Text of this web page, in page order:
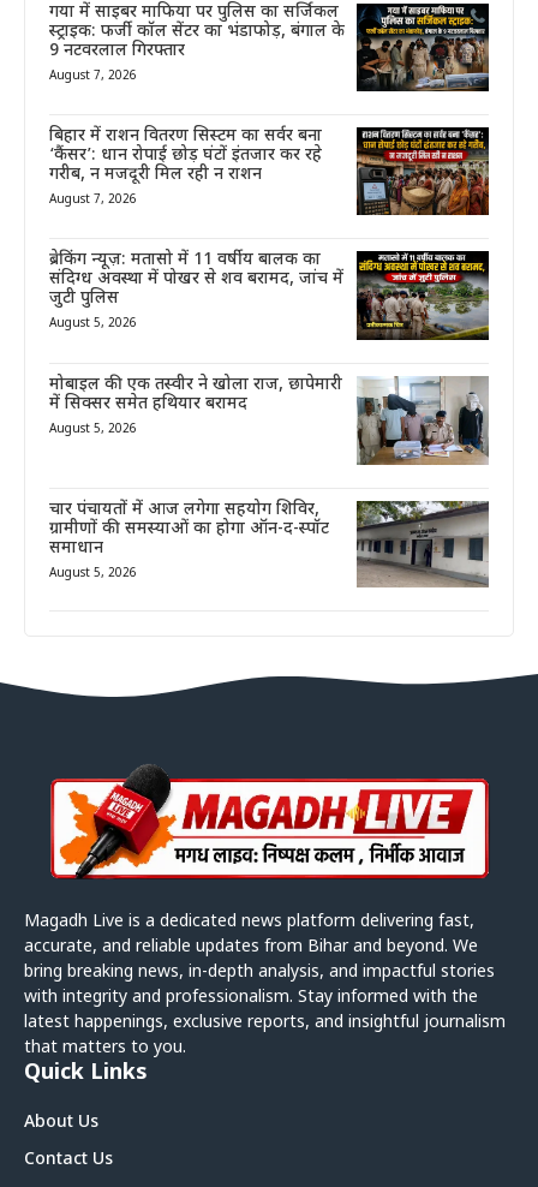
गया में साइबर माफिया पर पुलिस का सर्जिकल
स्ट्राइक: फर्जी कॉल सेंटर का भंडाफोड़, बंगाल के
9 नटवरलाल गिरफ्तार
August 7, 2026
बिहार में राशन वितरण सिस्टम का सर्वर बना
‘कैंसर’: धान रोपाई छोड़ घंटों इंतजार कर रहे
गरीब, न मजदूरी मिल रही न राशन
August 7, 2026
ब्रेकिंग न्यूज़: मतासो में 11 वर्षीय बालक का
संदिग्ध अवस्था में पोखर से शव बरामद, जांच में
जुटी पुलिस
August 5, 2026
मोबाइल की एक तस्वीर ने खोला राज, छापेमारी
में सिक्सर समेत हथियार बरामद
August 5, 2026
चार पंचायतों में आज लगेगा सहयोग शिविर,
ग्रामीणों की समस्याओं का होगा ऑन-द-स्पॉट
समाधान
August 5, 2026
Magadh Live is a dedicated news platform delivering fast,
accurate, and reliable updates from Bihar and beyond. We
bring breaking news, in-depth analysis, and impactful stories
with integrity and professionalism. Stay informed with the
latest happenings, exclusive reports, and insightful journalism
that matters to you.
Quick Links
About Us
Contact Us